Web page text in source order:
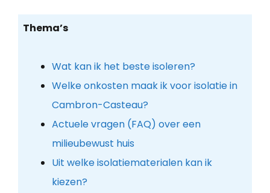
Thema’s
Wat kan ik het beste isoleren?
Welke onkosten maak ik voor isolatie in
Cambron-Casteau?
Actuele vragen (FAQ) over een
milieubewust huis
Uit welke isolatiematerialen kan ik
kiezen?